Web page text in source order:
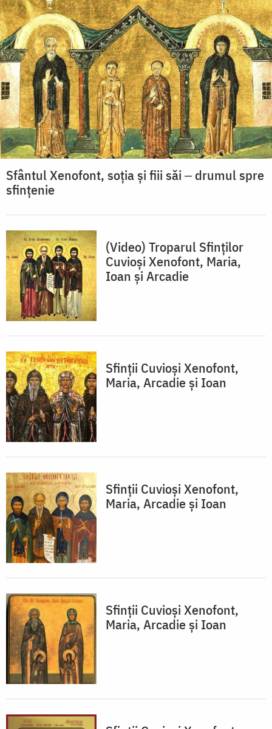
Sfântul Xenofont, soția și fiii săi ‒ drumul spre
sfințenie
(Video) Troparul Sfinților
Cuvioși Xenofont, Maria,
Ioan și Arcadie
Sfinții Cuvioși Xenofont,
Maria, Arcadie și Ioan
Sfinții Cuvioși Xenofont,
Maria, Arcadie și Ioan
Sfinții Cuvioși Xenofont,
Maria, Arcadie și Ioan